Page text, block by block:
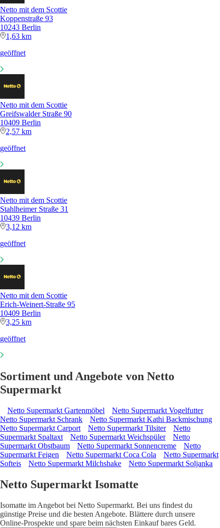
Netto mit dem Scottie
Koppenstraße 93
10243 Berlin
1,63 km
geöffnet
Netto mit dem Scottie
Greifswalder Straße 90
10409 Berlin
2,57 km
geöffnet
Netto mit dem Scottie
Stahlheimer Straße 31
10439 Berlin
3,12 km
geöffnet
Netto mit dem Scottie
Erich-Weinert-Straße 95
10409 Berlin
3,25 km
geöffnet
Sortiment und Angebote von Netto
Supermarkt
Netto Supermarkt Gartenmöbel
Netto Supermarkt Vogelfutter
Netto Supermarkt Schrank
Netto Supermarkt Kathi Backmischung
Netto Supermarkt Carport
Netto Supermarkt Tilsiter
Netto
Supermarkt Spaltaxt
Netto Supermarkt Weichspüler
Netto
Supermarkt Obstbaum
Netto Supermarkt Sonnencreme
Netto
Supermarkt Feigen
Netto Supermarkt Coca Cola
Netto Supermarkt
Softeis
Netto Supermarkt Milchshake Netto Supermarkt Soljanka
Netto Supermarkt Isomatte
Isomatte im Angebot bei Netto Supermarkt. Bei uns findest du
günstige Preise und die besten Angebote. Blättere durch unsere
Online-Prospekte und spare beim nächsten Einkauf bares Geld.